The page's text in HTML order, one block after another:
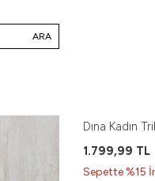
ARA
Dına Kadın
1.799,99 TL
Sepette %15